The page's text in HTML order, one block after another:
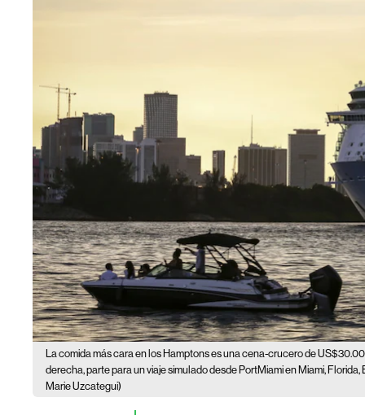
La comida más cara en los Hamptons es una cena-crucero de
derecha, parte para un viaje simulado desde PortMiami en Miami,
Marie Uzcategui)